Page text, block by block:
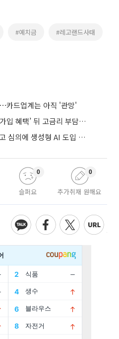
#예치금 #레고랜드사태
카드업계는 아직 '관망'
리볼빙 평균금리 17.4%⋯‘가입 혜택’ 뒤 고금리 부담 주의
손보협회, 과실비율·보험광고 심의에 생성형 AI 도입 추진
슬퍼요
0
추가취재 원해요
0